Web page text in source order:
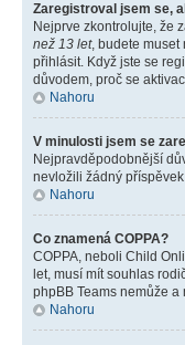
Zaregistroval jsem se,
Nejprve zkontrolujte, že
než 13 let, budete muset
přihlásit. Když jste se
důvodem, proč se
Nahoru
V minulosti jsem se
Nejpravděpodobnější
nevložili žádný
Nahoru
Co znamená COPPA?
COPPA, neboli Child
let, musí mít souhlas
phpBB Teams nemůže
Nahoru